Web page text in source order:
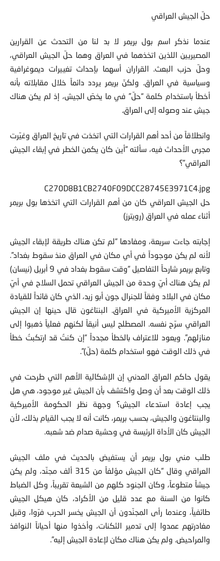
عندما نذكر اسم بول بريمر لا بد لنا من التحدث عن القرارين
المصيريين اللذين اتخذهما في العراق وهما حلّ الجيش العراقي،
وحلّ حزب البعث. القراران أسهما بإحداث تغييرات ديموغرافية
وسياسية في العراق. ولكنّ بريمر يردد دائماً خلال مقابلاته بأنه
أخطأ باستخدام كلمة “حلّ” في ما يخصّ الجيش، إذ لم يكن هناك
وانطلاقاً من أحد أهم القرارات التي اتخذت في تاريخ العراق وغيّرت
مجرى الأحداث فيه، سألته “أين كان يكمن الخطر في إبقاء الجيش
C270D8B1CB2740F09DCC28745E3971C4.jpg
حل الجيش العراقي كان من أهم القرارات التي اتخذها بول بريمر
إجابته جاءت سريعة، ومفادها “لم تكن هناك طريقة لإبقاء الجيش
لأنه لم يكن موجوداً في أي مكان في العراق منذ سقوط بغداد”.
وتابع بريمر شارحاً التفاصيل “وقت سقوط بغداد في 9 أبريل (نيسان)
لم يكن هناك أيّ وحدة من الجيش العراقي تحمل السلاح في أيّ
مكان في البلاد وفقاً للجنرال جون أبو زيد، الذي كان قائداً للقيادة
المركزية الأميركية في العراق. البنتاغون قال حينها إن الجيش
العراقي سرّح نفسه. المصطلح ليس أنيقاً لكنهم فعلياً ذهبوا إلى
منازلهم”. ويعود للاعتراف بالخطأ مجدداً “إن كنتُ قد ارتكبتُ خطأ
يقول حاكم العراق المدني إن الإشكالية الأهم التي طرحت في
ذلك الوقت بعد أن وصل واكتشف بأن الجيش غير موجود، هي هل
يجب إعادة استدعاء الجيش؟ وجهة نظر الحكومة الأميركية
والبنتاغون والجيش، بحسب بريمر، كانت أنه لا يجب القيام بذلك، لأن
طلب مني بول بريمر أن يستفيض بالحديث في ملف الجيش
العراقي وقال “كان الجيش مؤلفاً من 315 ألف مجنّد، ولم يكن
جيشاً متطوعاً، وكان الجنود كلهم من الشيعة تقريباً، وكل الضباط
كانوا من السنة مع عدد قليل من الأكراد، كان هيكل الجيش
طائفياً، وعندما رأى المجنّدون أن الجيش يخسر الحرب فرّوا، وقبل
مغادرتهم عمدوا إلى تدمير الثكنات، وأخذوا منها أحياناً النوافذ